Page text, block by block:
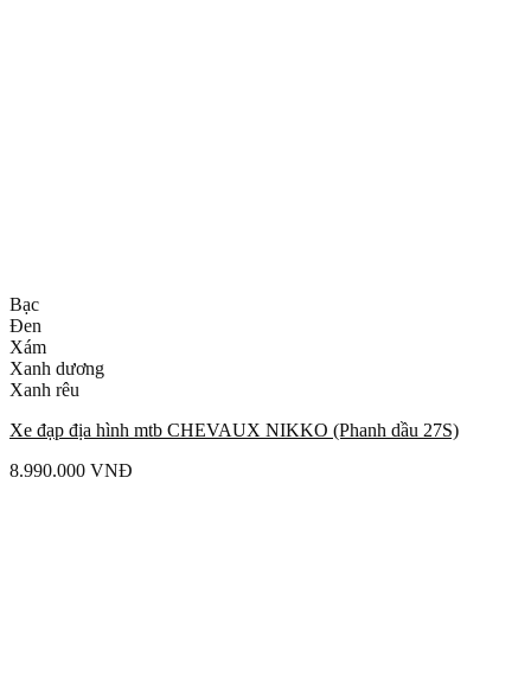
Bạc
Đen
Xám
Xanh dương
Xanh rêu
Xe đạp địa hình mtb CHEVAUX NIKKO (Phanh dầu 27S)
8.990.000 VNĐ